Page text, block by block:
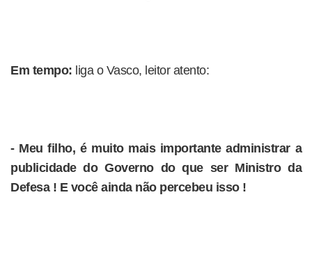
Em tempo: liga o Vasco, leitor atento:
- Meu filho, é muito mais importante administrar a
publicidade do Governo do que ser Ministro da
Defesa ! E você ainda não percebeu isso !